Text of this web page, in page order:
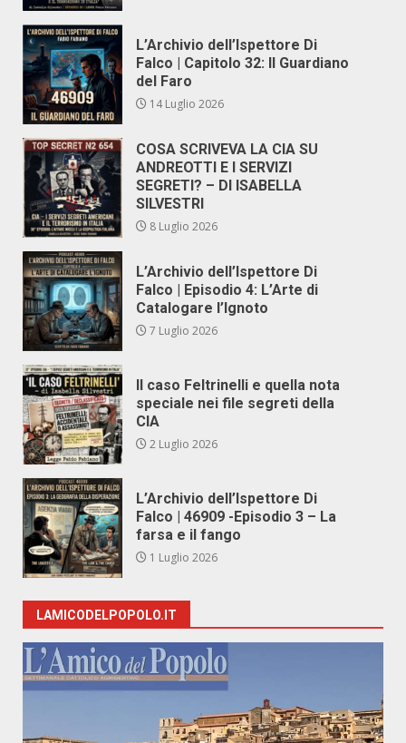
L’Archivio dell’Ispettore Di
Falco | Capitolo 32: Il Guardiano
del Faro
14 Luglio 2026
COSA SCRIVEVA LA CIA SU
ANDREOTTI E I SERVIZI
SEGRETI? – DI ISABELLA
SILVESTRI
8 Luglio 2026
L’Archivio dell’Ispettore Di
Falco | Episodio 4: L’Arte di
Catalogare l’Ignoto
7 Luglio 2026
Il caso Feltrinelli e quella nota
speciale nei file segreti della
CIA
2 Luglio 2026
L’Archivio dell’Ispettore Di
Falco | 46909 -Episodio 3 – La
farsa e il fango
1 Luglio 2026
LAMICODELPOPOLO.IT